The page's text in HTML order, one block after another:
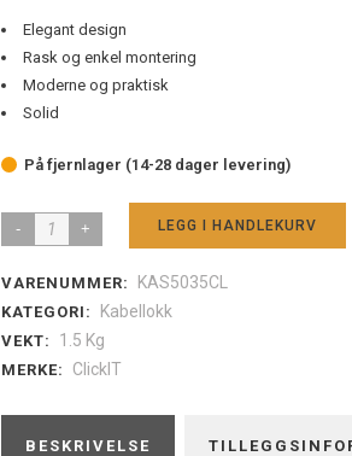
Elegant design
Rask og enkel montering
Moderne og praktisk
Solid
På fjernlager (14-28 dager levering)
Kabelluke
40*15
sølv
LEGG I HANDLEKURV
VARENUMMER: KAS5035CL
KATEGORI: Kabellokk
VEKT: 1.5 Kg
MERKE: ClickIT
BESKRIVELSE